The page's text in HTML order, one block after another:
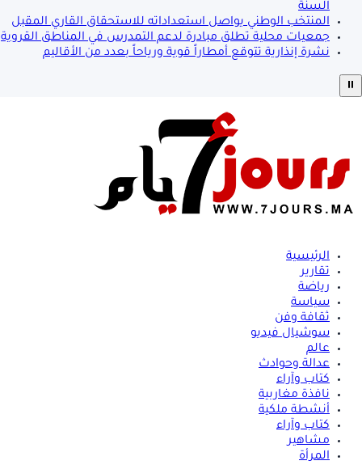
السنة
المنتخب الوطني يواصل استعداداته للاستحقاق القاري المقبل
جمعيات محلية تطلق مبادرة لدعم التمدرس في المناطق القروية
نشرة إنذارية تتوقع أمطاراً قوية ورياحاً بعدد من الأقاليم
⏸
الرئيسية
تقارير
رياضة
سياسة
ثقافة وفن
سوشيال فيديو
عالم
عدالة وحوادث
كتاب وآراء
نافذة مغاربية
أنشطة ملكية
كتاب وآراء
مشاهير
المرأة